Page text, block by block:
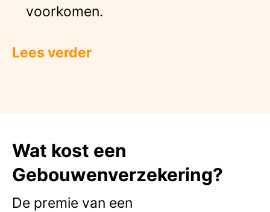
voorkomen.
Lees verder
Wat kost een
Gebouwenverzekering?
De premie van een